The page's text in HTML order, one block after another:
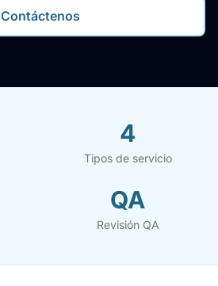
Contáctenos
4
Tipos de servicio
QA
Revisión QA